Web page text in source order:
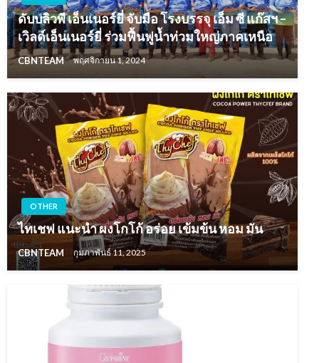
ดับบลิวพี เอ็นเนอร์ยี่ จับมือ โรงบรรจุ เอ็ม ซี แก๊สฯ –
เวิลด์เอ็นเนอร์ยี่ ร่วมฟื้นฟูน้ำท่วมใหญ่ภาคเหนือ
CBNTEAM พฤศจิกายน 1, 2024
OTHER
ไทเชฟ แนะนำ ผงโกโก้ อร่อย เข้มข้น หอม มัน
CBNTEAM กุมภาพันธ์ 11, 2025